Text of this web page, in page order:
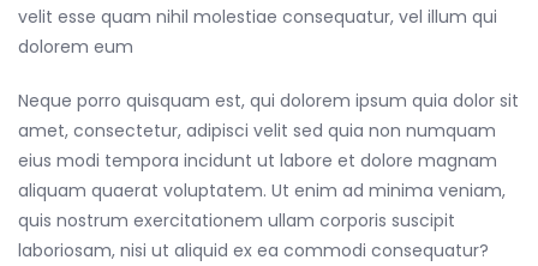
velit esse quam nihil molestiae consequatur, vel illum qui
dolorem eum
Neque porro quisquam est, qui dolorem ipsum quia dolor sit
amet, consectetur, adipisci velit sed quia non numquam
eius modi tempora incidunt ut labore et dolore magnam
aliquam quaerat voluptatem. Ut enim ad minima veniam,
quis nostrum exercitationem ullam corporis suscipit
laboriosam, nisi ut aliquid ex ea commodi consequatur?